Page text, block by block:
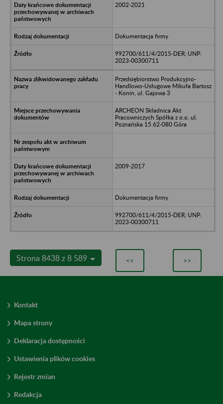
2002-2021
Dokumentacja firmy
992700/611/4/2015-DER; UNP:
2023-00300711
Przedsiębiorstwo Produkcyjno-
Handlowo-Usługowe Mikuła Bartosz
- Konin, ul. Gajowa 3
ARCHEON Składnica Akt
Pracowniczych Spółka z o.o. ul.
Poznańska 15 62-080 Góra
2009-2017
Dokumentacja firmy
992700/611/4/2015-DER; UNP:
2023-00300711
Strona 8438 z 8 589 << >>
Kontakt
Mapa strony
Deklaracja dostępności
Ustawienia plików cookies
Rejestr zmian
Redakcja